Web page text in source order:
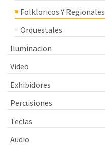
Folkloricos Y Regionales
Orquestales
Iluminacion
Video
Exhibidores
Percusiones
Teclas
Audio